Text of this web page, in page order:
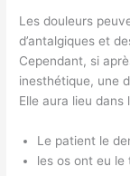
Les douleurs
d’antalgiques et
Cependant, si
inesthétique, une
Elle aura lieu dans
Le patient le
les os ont eu le